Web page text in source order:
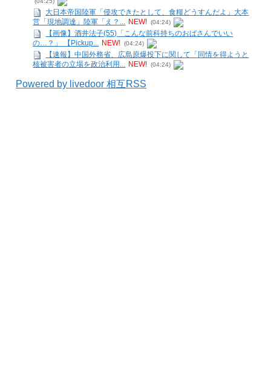
大日本帝国陸軍「侵攻できたとして、食糧どうすんだよ」大本
営「現地調達」陸軍「え？... NEW! (04:24)
【画像】酒井法子(55)「こんな前科持ちのおばさんでいい
の…？」 【Pickup... NEW! (04:24)
【速報】中国外務省、広島原爆投下に関して「同情を得ようと
核被害者の立場を政治利用... NEW! (04:24)
Powered by livedoor 相互RSS